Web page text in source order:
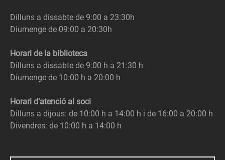
Dilluns a dissabte de 9:00 a 23:30h
Diumenge de 09:00 a 20:30h
Horari de la biblioteca
Dilluns a dissabte de 9:00 h a 21:30 h
Diumenge de 10:00 h a 20:00 h
Horari d’atenció al soci
Dilluns a dijous: de 10:00 h a 14:00 h i de 16:00 a 20:00 h
Divendres: de 10:00 h a 14:00 h